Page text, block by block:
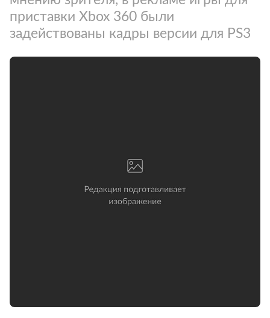
приставки Xbox 360 были
задействованы кадры версии для PS3